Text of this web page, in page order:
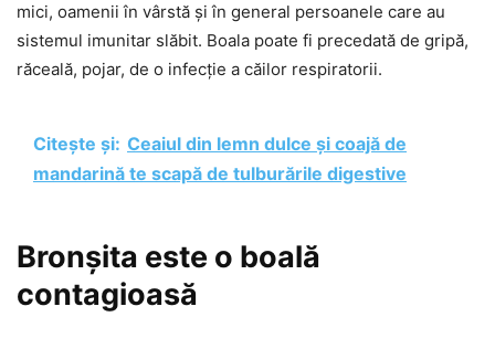
mici, oamenii în vârstă și în general persoanele care au
sistemul imunitar slăbit. Boala poate fi precedată de gripă,
răceală, pojar, de o infecție a căilor respiratorii.
Citește și: Ceaiul din lemn dulce și coajă de
mandarină te scapă de tulburările digestive
Bronșita este o boală
contagioasă